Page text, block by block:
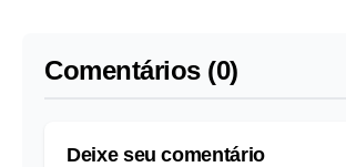
Comentários (0)
Deixe seu comentário